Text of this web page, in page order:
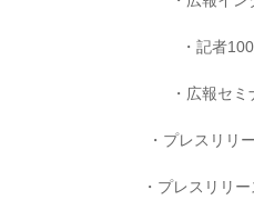
記者
広報セミ
プレスリリ
プレスリリ